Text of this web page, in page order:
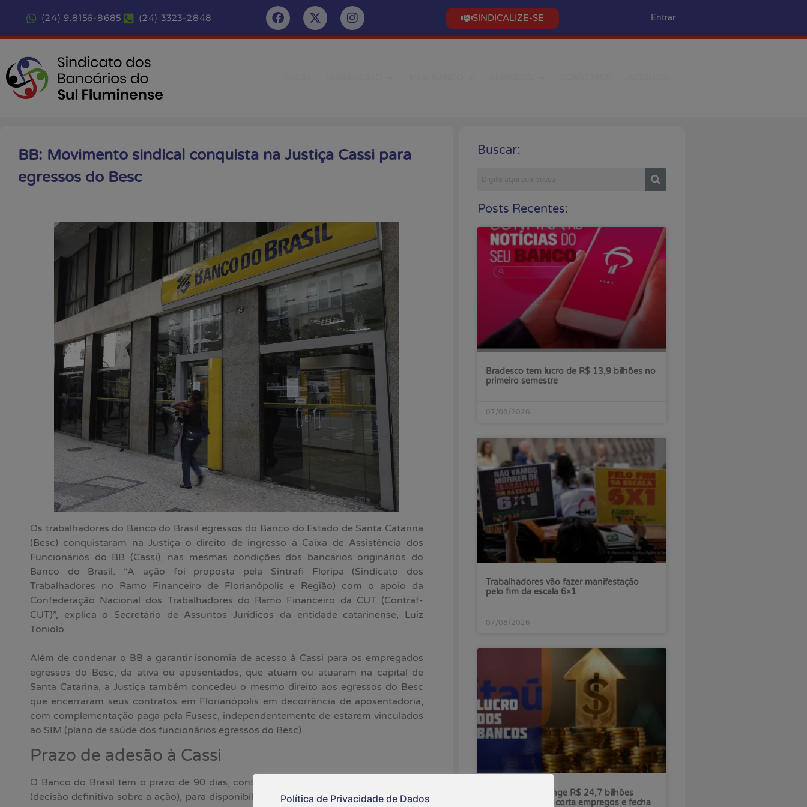
(24) 9.8156-8685 (24) 3323-2848 SINDICALIZE-SE Entrar
BB: Movimento sindical conquista na Justiça Cassi para
egressos do Besc
Os trabalhadores do Banco do Brasil egressos do Banco do Estado de Santa Catarina
(Besc) conquistaram na Justiça o direito de ingresso à Caixa de Assistência dos
Funcionários do BB (Cassi), nas mesmas condições dos bancários originários do
Banco do Brasil. “A ação foi proposta pela Sintrafi Floripa (Sindicato dos
Trabalhadores no Ramo Financeiro de Florianópolis e Região) com o apoio da
Confederação Nacional dos Trabalhadores do Ramo Financeiro da CUT (Contraf-
CUT)”, explica o Secretário de Assuntos Jurídicos da entidade catarinense, Luiz
Toniolo.
Além de condenar o BB a garantir isonomia de acesso à Cassi para os empregados
egressos do Besc, da ativa ou aposentados, que atuam ou atuaram na capital de
Santa Catarina, a Justiça também concedeu o mesmo direito aos egressos do Besc
que encerraram seus contratos em Florianópolis em decorrência de aposentadoria,
com complementação paga pela Fusesc, independentemente de estarem vinculados
ao SIM (plano de saúde dos funcionários egressos do Besc).
Prazo de adesão à Cassi
O Banco do Brasil tem o prazo de 90 dias, contados a partir do trânsito em julgado
(decisão definitiva sobre a ação), para disponibilizar o acesso ao Plano da Cassi para
Buscar:
Posts Recentes:
Bradesco tem lucro de R$ 13,9 bilhões no
primeiro semestre
07/08/2026
Trabalhadores vão fazer manifestação
pelo fim da escala 6×1
07/08/2026
Lucro do Itaú atinge R$ 24,7 bilhões
enquanto banco corta empregos e fecha
Política de Privacidade de Dados